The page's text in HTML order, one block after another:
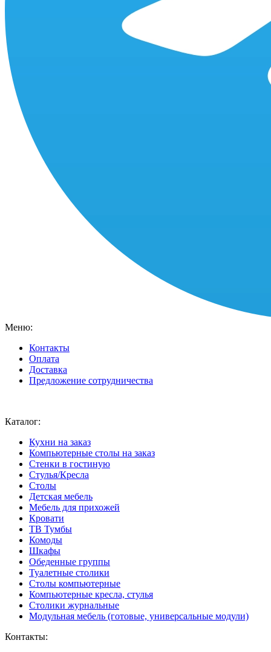
Меню:
Контакты
Оплата
Доставка
Предложение сотрудничества
Каталог:
Кухни на заказ
Компьютерные столы на заказ
Стенки в гостиную
Стулья/Кресла
Столы
Детская мебель
Мебель для прихожей
Кровати
ТВ Тумбы
Комоды
Шкафы
Обеденные группы
Туалетные столики
Столы компьютерные
Компьютерные кресла, стулья
Столики журнальные
Модульная мебель (готовые, универсальные модули)
Контакты: